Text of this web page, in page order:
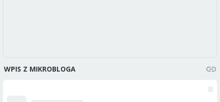
WPIS Z MIKROBLOGA